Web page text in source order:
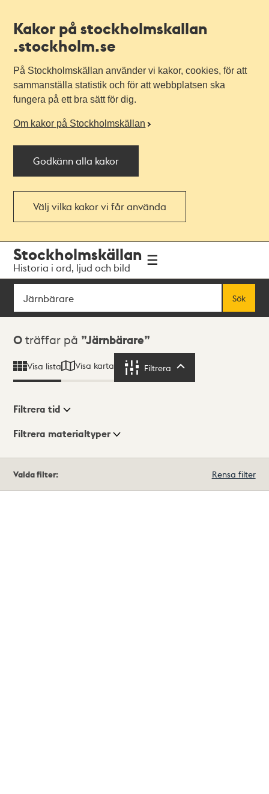
Kakor på stockholmskallan
.stockholm.se
På Stockholmskällan använder vi kakor, cookies, för att
sammanställa statistik och för att webbplatsen ska
fungera på ett bra sätt för dig.
Om kakor på Stockholmskällan
Godkänn alla kakor
Välj vilka kakor vi får använda
navigationen
huvudinnehållet
Stockholmskällan
Historia i ord, ljud och bild
Sök
Sök
Sökresultat
0 träffar på Järnbärare
Visa lista Visa karta Filtrera
Visningsläge
Filtrera tid
Filtrera materialtyper
träffar
Valda filter: Rensa filter